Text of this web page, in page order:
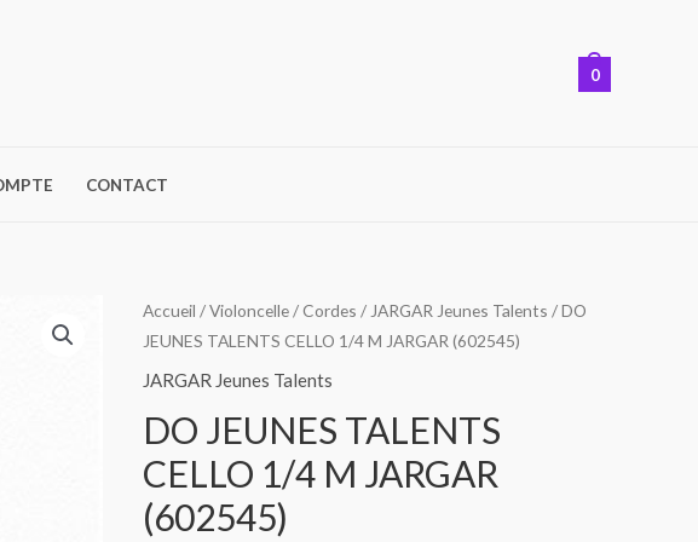
0
CONTACT
Accueil /Violoncelle/Cordes / JARGAR Jeunes Talents / DO
JEUNES TALENTS CELLO 1/4 M JARGAR (602545)
JARGAR Jeunes Talents
DO JEUNES TALENTS
CELLO 1/4 M JARGAR
(602545)